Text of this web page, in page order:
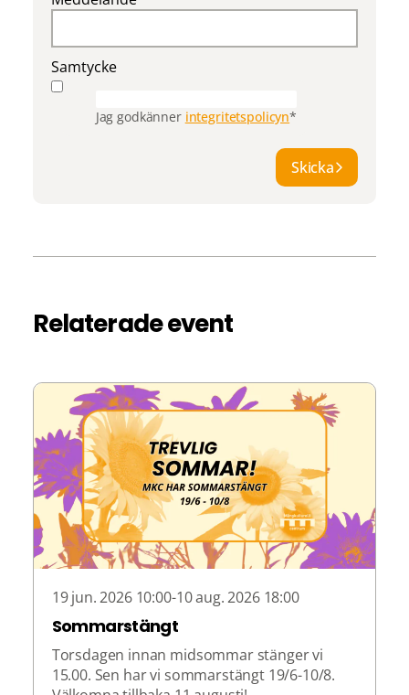
Samtycke
Jag godkänner integritetspolicyn*
Skicka
Relaterade event
19 jun. 2026 10:00-10 aug. 2026 18:00
Sommarstängt
Torsdagen innan midsommar stänger vi
15.00. Sen har vi sommarstängt 19/6-10/8.